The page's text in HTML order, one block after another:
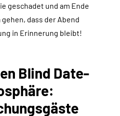
geschadet und am Ende
dass der Abend
in Erinnerung bleibt!
Blind Date-